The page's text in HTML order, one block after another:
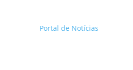
Portal de Notícias